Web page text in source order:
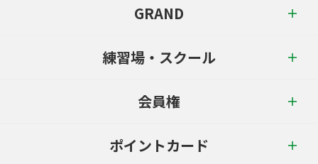
GRAND
練習場・スクール
会員権
ポイントカード